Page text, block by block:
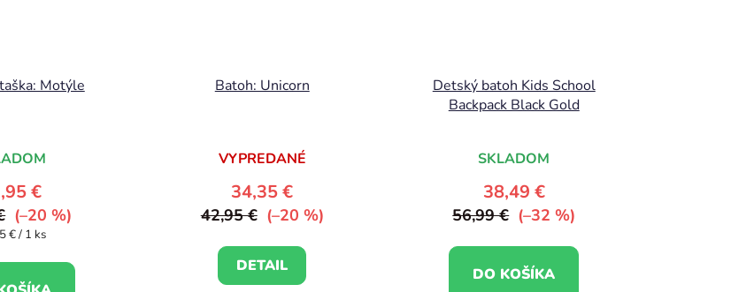
Motýle
€
(–20 %)
€ / 1 ks
Batoh: Unicorn
VYPREDANÉ
34,35 €
42,95 € (–20 %)
DETAIL
Detský batoh Kids School
Backpack Black Gold
SKLADOM
38,49 €
56,99 € (–32 %)
DO KOŠÍKA